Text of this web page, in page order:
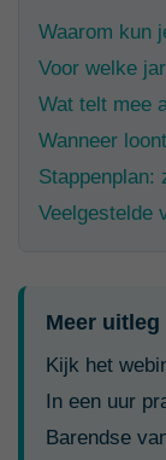
Waarom kun
Voor welke
Wat telt mee
Wanneer
Stappenplan:
Veelgestelde
Meer
Kijk het
In een uur
Barendse